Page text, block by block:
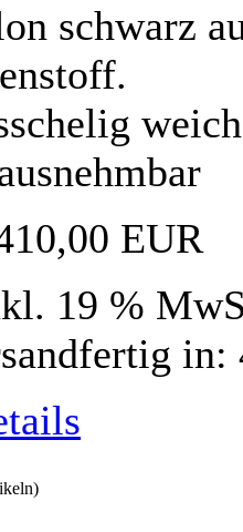
schwarz
EUR
19 %
in: